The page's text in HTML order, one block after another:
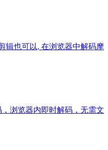
辑也可以, 在浏览器中解码摩
浏览器内即时解码，无需文